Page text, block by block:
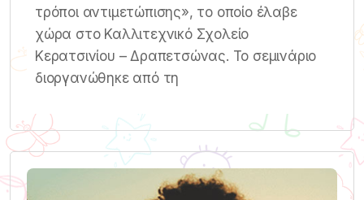
τρόποι αντιμετώπισης», το οποίο έλαβε
χώρα στο Καλλιτεχνικό Σχολείο
Κερατσινίου – Δραπετσώνας. Το σεμινάριο
διοργανώθηκε από τη